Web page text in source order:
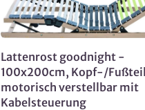
Lattenrost goodnight -
100x200cm, Kopf-/
motorisch verstellbar mit
Kabelsteuerung